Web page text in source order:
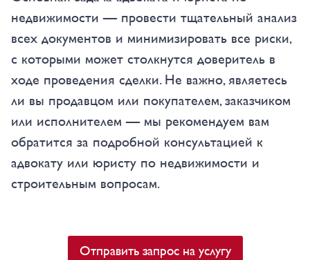
недвижимости — провести тщательный анализ
всех документов и минимизировать все риски,
с которыми может столкнутся доверитель в
ходе проведения сделки. Не важно, являетесь
ли вы продавцом или покупателем, заказчиком
или исполнителем — мы рекомендуем вам
обратится за подробной консультацией к
адвокату или юристу по недвижимости и
строительным вопросам.
Отправить запрос на услугу